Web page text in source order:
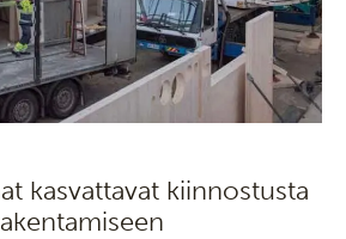
kasvattavat kiinnostusta